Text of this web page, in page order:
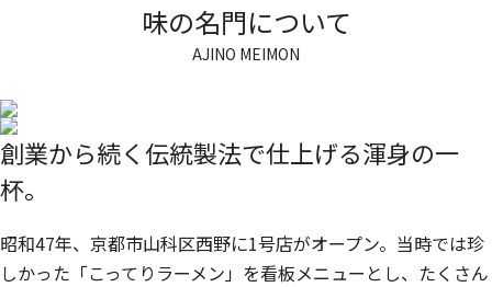
味の名門について
AJINO MEIMON
創業から続く伝統製法で仕上げる渾身の一
杯。
昭和47年、京都市山科区西野に1号店がオープン。当時では珍
しかった「こってりラーメン」を看板メニューとし、たくさん